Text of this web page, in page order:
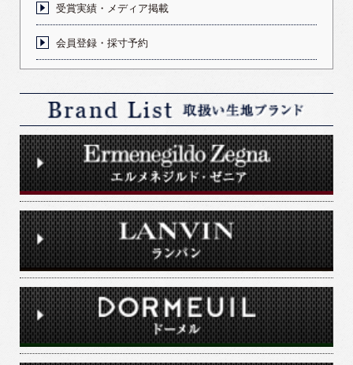
受賞実績・メディア掲載
会員登録・採寸予約